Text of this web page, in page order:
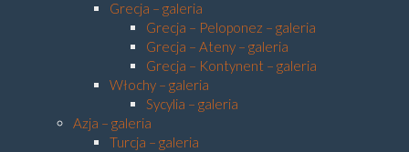
Grecja – galeria
Grecja – Peloponez – galeria
Grecja – Ateny – galeria
Grecja – Kontynent – galeria
Włochy – galeria
Sycylia – galeria
Azja – galeria
Turcja – galeria